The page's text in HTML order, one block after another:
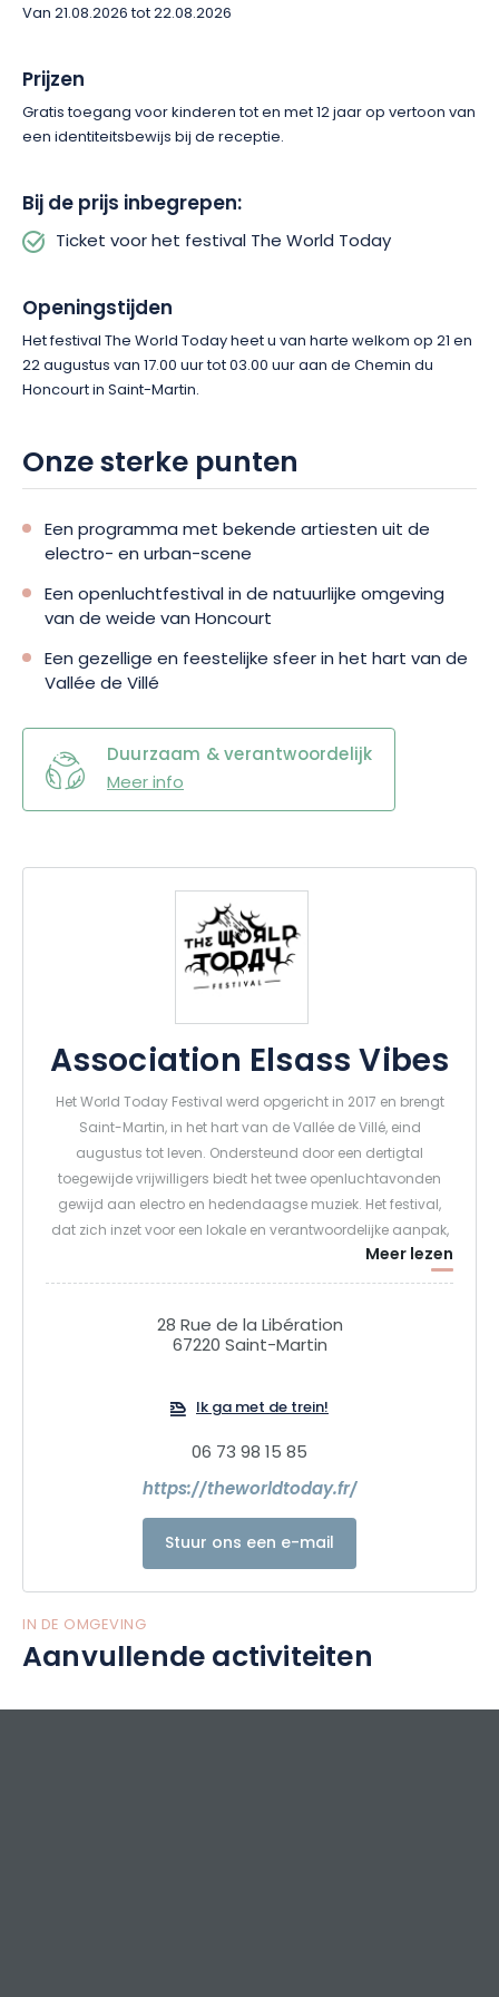
ontspannen sfeer en de energie van de artiesten zorgen voor
van de zomer. Met vrienden of familie: iedereen vindt zijn plek
in het hart van dit evenement dat niet meer weg te denken is
uit het culturele landschap van de Elzas.
je meeslepen door de unieke sfeer van The World Today en
beleef een festival op menselijke schaal in een van de
mooiste omgevingen van de regio.
Van 21.08.2026 tot 22.08.2026
Prijzen
Gratis toegang voor kinderen tot en met 12 jaar op vertoon van
een identiteitsbewijs bij de receptie.
Bij de prijs inbegrepen:
Ticket voor het festival The World Today
Openingstijden
Het festival The World Today heet u van harte welkom op 21 en
22 augustus van 17.00 uur tot 03.00 uur aan de Chemin du
Honcourt in Saint-Martin.
Onze sterke punten
Een programma met bekende artiesten uit de
electro- en urban-scene
Een openluchtfestival in de natuurlijke omgeving
van de weide van Honcourt
Een gezellige en feestelijke sfeer in het hart van de
Vallée de Villé
Duurzaam & verantwoordelijk
Meer info
Association Elsass Vibes
Het World Today Festival werd opgericht in 2017 en brengt
Saint-Martin, in het hart van de Vallée de Villé, eind
augustus tot leven. Ondersteund door een dertigtal
toegewijde vrijwilligers biedt het twee openluchtavonden
gewijd aan electro en hedendaagse muziek. Het festival,
dat zich inzet voor een lokale en verantwoordelijke aanpak,
brengt talrijke partners samen, met gratis camping en
parking, catering en bar ter plaatse. Het hoofdpodium
het festival een groot zomerevenement wordt!
Meer lezen
28 Rue de la Libération
67220 Saint-Martin
Ik ga met de trein!
06 73 98 15 85
https://theworldtoday.fr/
Stuur ons een e-mail
IN DE OMGEVING
Aanvullende activiteiten